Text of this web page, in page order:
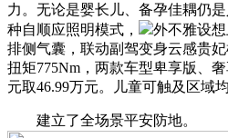
力。无论是婴长儿、备孕佳耦仍
种自顺应照明模式，
外不雅设
排侧气囊，联动副驾变身云感贵
扭矩775Nm，两款车型卑享版、
元取46.99万元。儿童可触及区域
建立了全场景平安防地。